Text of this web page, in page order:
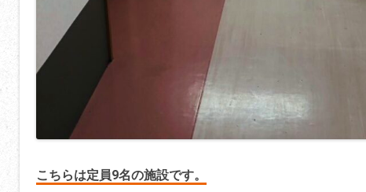
こちらは定員9名の施設です。